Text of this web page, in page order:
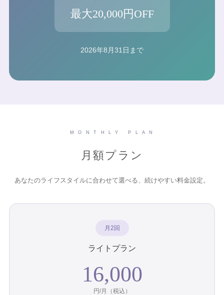
最大20,000円OFF
2026年8月31日 まで
M O N T H L Y P L A N
月額プラン
あなたのライフスタイルに合わせて選べる、続けやすい料金設定。
月2回
ライトプラン
16,000
円/月（税込）